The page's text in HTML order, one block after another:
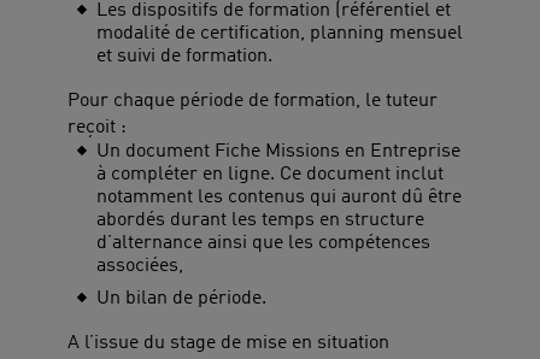
Les dispositifs de formation (référentiel et
modalité de certification, planning mensuel
et suivi de formation.
Pour chaque période de formation, le tuteur
reçoit :
Un document Fiche Missions en Entreprise
à compléter en ligne. Ce document inclut
notamment les contenus qui auront dû être
abordés durant les temps en structure
d’alternance ainsi que les compétences
associées,
Un bilan de période.
A l’issue du stage de mise en situation